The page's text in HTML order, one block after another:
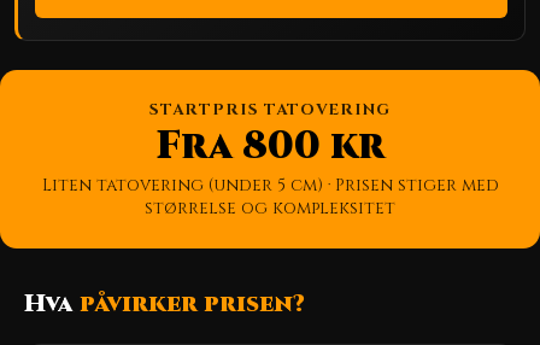
STARTPRIS TATOVERING
Fra 800 kr
Liten tatovering (under 5 cm) · Prisen stiger med
størrelse og kompleksitet
Hvapåvirker prisen?